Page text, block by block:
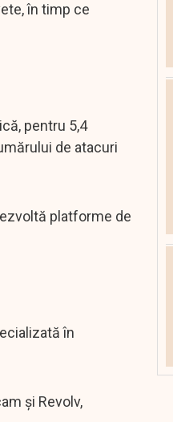
în timp ce
pentru 5,4
de atacuri
platforme de
în
și Revolv,